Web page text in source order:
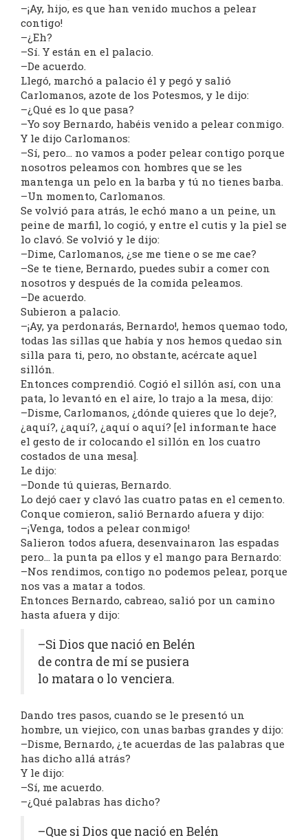
–¡Ay, hijo, es que han venido muchos a pelear
contigo!
–¿Eh?
–Sí. Y están en el palacio.
–De acuerdo.
Llegó, marchó a palacio él y pegó y salió
Carlomanos, azote de los Potesmos, y le dijo:
–¿Qué es lo que pasa?
–Yo soy Bernardo, habéis venido a pelear conmigo.
Y le dijo Carlomanos:
–Sí, pero… no vamos a poder pelear contigo porque
nosotros peleamos con hombres que se les
mantenga un pelo en la barba y tú no tienes barba.
–Un momento, Carlomanos.
Se volvió para atrás, le echó mano a un peine, un
peine de marfil, lo cogió, y entre el cutis y la piel se
lo clavó. Se volvió y le dijo:
–Dime, Carlomanos, ¿se me tiene o se me cae?
–Se te tiene, Bernardo, puedes subir a comer con
nosotros y después de la comida peleamos.
–De acuerdo.
Subieron a palacio.
–¡Ay, ya perdonarás, Bernardo!, hemos quemao todo,
todas las sillas que había y nos hemos quedao sin
silla para ti, pero, no obstante, acércate aquel
sillón.
Entonces comprendió. Cogió el sillón así, con una
pata, lo levantó en el aire, lo trajo a la mesa, dijo:
–Disme, Carlomanos, ¿dónde quieres que lo deje?,
¿aquí?, ¿aquí?, ¿aquí o aquí? [el informante hace
el gesto de ir colocando el sillón en los cuatro
costados de una mesa].
Le dijo:
–Donde tú quieras, Bernardo.
Lo dejó caer y clavó las cuatro patas en el cemento.
Conque comieron, salió Bernardo afuera y dijo:
–¡Venga, todos a pelear conmigo!
Salieron todos afuera, desenvainaron las espadas
pero… la punta pa ellos y el mango para Bernardo:
–Nos rendimos, contigo no podemos pelear, porque
nos vas a matar a todos.
Entonces Bernardo, cabreao, salió por un camino
hasta afuera y dijo:
–Si Dios que nació en Belén
de contra de mí se pusiera
lo matara o lo venciera.
Dando tres pasos, cuando se le presentó un
hombre, un viejico, con unas barbas grandes y dijo:
–Disme, Bernardo, ¿te acuerdas de las palabras que
has dicho allá atrás?
Y le dijo:
–Sí, me acuerdo.
–¿Qué palabras has dicho?
–Que si Dios que nació en Belén